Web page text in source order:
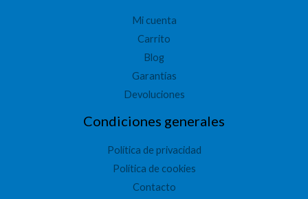
Mi cuenta
Carrito
Blog
Garantías
Devoluciones
Condiciones generales
Política de privacidad
Política de cookies
Contacto